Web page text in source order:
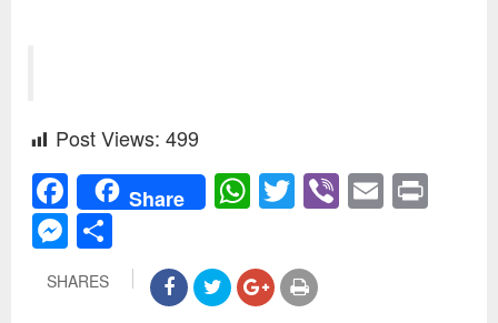
Post Views: 499
Facebook
Share WhatsApp
Twitter
Viber
Email
Messenger
SHARES